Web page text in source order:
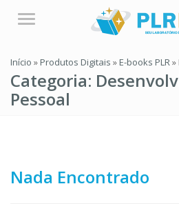
Menu
Início »Produtos Digitais »E-books PLR»
Categoria:
Pessoal
Nada Encontrado